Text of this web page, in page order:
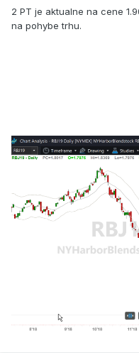
2 PT je aktualne na cene
na pohybe trhu.